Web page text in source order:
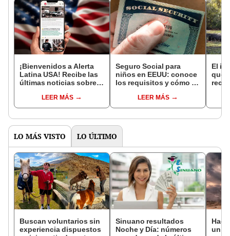
¡Bienvenidos a Alerta
Latina USA! Recibe las
últimas noticias sobre
por el canal de
WhatsApp de La
LEER MÁS
Seguro Social para
niños en EEUU: conoce
los requisitos y cómo tu
beneficios este 2025
LEER MÁS
El
que
asno
LO MÁS VISTO LO ÚLTIMO
Buscan voluntarios sin
experiencia dispuestos
Sinuano resultados
Noche y Día: números
un